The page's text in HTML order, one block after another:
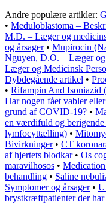
Andre populære artikler:
• Meduloblastoma –
M.D. – Læger og
og årsager• Mupirocin
Nguyen, D.O. – Læger og
Læger og Medicinsk
Dybdegående artikel •
• Rifampin And Isoniazid
Har nogen fået vabler
grund af COVID-19? •
en værdifuld og berigende
lymfocyttælling) •
Bivirkninger• CT
af hjertets blodkar• Os
maravilhosos •
behandling • Saline
Symptomer og årsager•
brystkræftpatienter der